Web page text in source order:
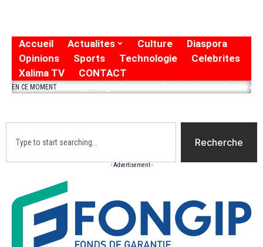
Accueil Actualites Culture
Diaspora
Opinions
Sports Technologie
Celebrites
Xalima TV
CONTACT
EN CE MOMENTDiomaye FayeOusmane SonkoJustice2eme
Recherche
- Advertisement -